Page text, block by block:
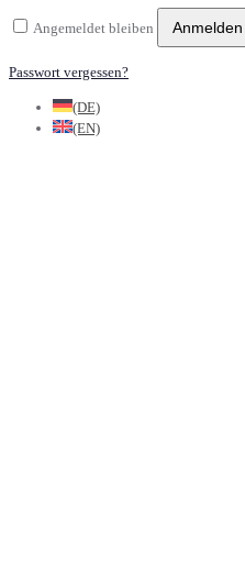
Angemeldet bleiben Anmelden
Passwort vergessen?
(DE)
(EN)